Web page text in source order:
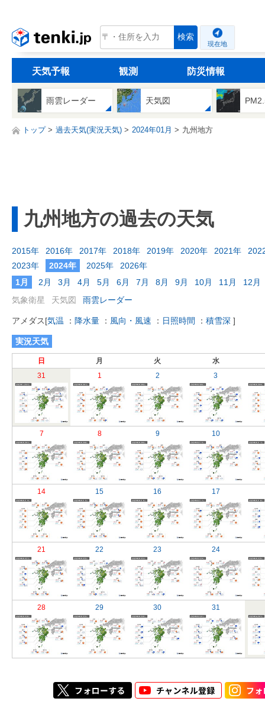
tenki.jp 検索
現在地
天気予報 観測 防災情報
雨雲レーダー 天気図
トップ 過去天気(実況天気) 2024年01月 九州地方
九州地方の過去の天気
2015年 2016年 2017年 2018年 2019年 2020年 2021年
2023年
2024年 2025年
2026年
1月
2月 3月 4月 5月 6月 7月 8月 9月 10月 11月
12月
気象衛星
天気図 雨雲レーダー
アメダス[気温 ： 降水量 ： 風向・風速 ： 日照時間 ： 積雪深 ]
実況天気
日 月 火
水
31
1 2 3
7 8 9 10
14 15 16 17
21 22 23 24
28 29 30 31